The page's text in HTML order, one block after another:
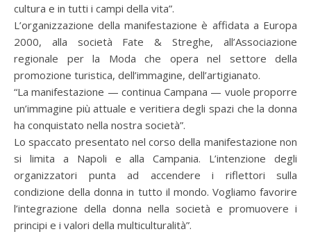
cultura e in tutti i campi della vita”.
L’organizzazione della manifestazione è affidata a Europa
2000, alla società Fate & Streghe, all’Associazione
regionale per la Moda che opera nel settore della
promozione turistica, dell’immagine, dell’artigianato.
“La manifestazione — continua Campana — vuole proporre
un’immagine più attuale e veritiera degli spazi che la donna
ha conquistato nella nostra società”.
Lo spaccato presentato nel corso della manifestazione non
si limita a Napoli e alla Campania. L’intenzione degli
organizzatori punta ad accendere i riflettori sulla
condizione della donna in tutto il mondo. Vogliamo favorire
l’integrazione della donna nella società e promuovere i
principi e i valori della multiculturalità”.